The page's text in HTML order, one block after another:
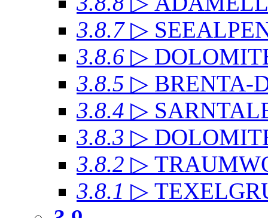
3.8.7 ▷
3.8.6 ▷
3.8.5 ▷ BRENTA-
3.8.4 ▷
3.8.3 ▷
3.8.2 ▷
3.8.1 ▷